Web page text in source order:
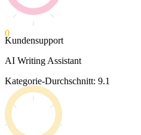
0
Kundensupport
AI Writing Assistant
Kategorie-Durchschnitt: 9.1